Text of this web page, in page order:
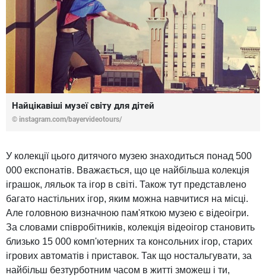
Найцікавіші музеї світу для дітей
© instagram.com/bayervideotours/
У колекції цього дитячого музею знаходиться понад 500
000 експонатів. Вважається, що це найбільша колекція
іграшок, ляльок та ігор в світі. Також тут представлено
багато настільних ігор, яким можна навчитися на місці.
Але головною визначною пам'яткою музею є відеоігри.
За словами співробітників, колекція відеоігор становить
близько 15 000 комп'ютерних та консольних ігор, старих
ігрових автоматів і приставок. Так що ностальгувати, за
найбільш безтурботним часом в житті зможеш і ти,